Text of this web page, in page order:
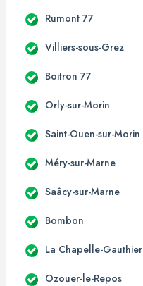
Rumont 77
Villiers-sous-Grez
Boitron 77
Orly-sur-Morin
Saint-Ouen-sur-Morin
Méry-sur-Marne
Saâcy-sur-Marne
Bombon
La Chapelle-Gauthier
Ozouer-le-Repos